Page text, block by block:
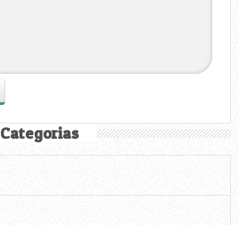
Categorias